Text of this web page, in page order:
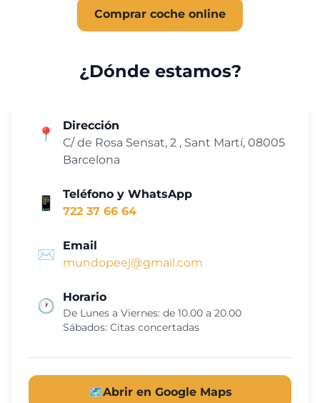
Comprar coche online
¿Dónde estamos?
📍
Dirección
C/ de Rosa Sensat, 2 , Sant Martí, 08005
Barcelona
📱
Teléfono y WhatsApp
722 37 66 64
✉️
Email
mundopeej@gmail.com
🕐
Horario
De Lunes a Viernes: de 10.00 a 20.00
Sábados: Citas concertadas
🗺️Abrir en Google Maps